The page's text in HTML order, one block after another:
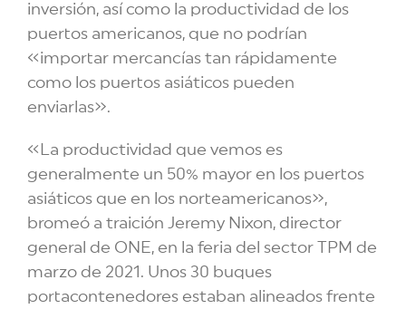
inversión, así como la productividad de los
puertos americanos, que no podrían
«importar mercancías tan rápidamente
como los puertos asiáticos pueden
enviarlas».
«La productividad que vemos es
generalmente un 50% mayor en los puertos
asiáticos que en los norteamericanos»,
bromeó a traición Jeremy Nixon, director
general de ONE, en la feria del sector TPM de
marzo de 2021. Unos 30 buques
portacontenedores estaban alineados frente